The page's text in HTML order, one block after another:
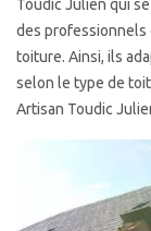
Toudic Julien qui
des professionnels
toiture. Ainsi, ils
selon le type de
Artisan Toudic